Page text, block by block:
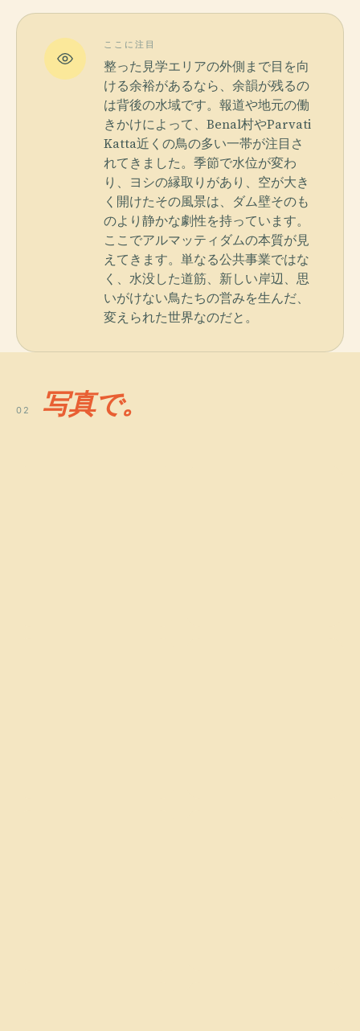
ここに注目
整った見学エリアの外側まで目を向
ける余裕があるなら、余韻が残るの
は背後の水域です。報道や地元の働
きかけによって、Benal村やParvati
Katta近くの鳥の多い一帯が注目さ
れてきました。季節で水位が変わ
り、ヨシの縁取りがあり、空が大き
く開けたその風景は、ダム壁そのも
のより静かな劇性を持っています。
ここでアルマッティダムの本質が見
えてきます。単なる公共事業ではな
く、水没した道筋、新しい岸辺、思
いがけない鳥たちの営みを生んだ、
変えられた世界なのだと。
02 写真で。